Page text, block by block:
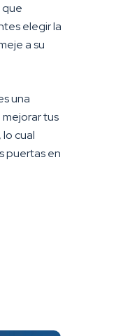
que
elegir la
a su
una
tus
cual
puertas en